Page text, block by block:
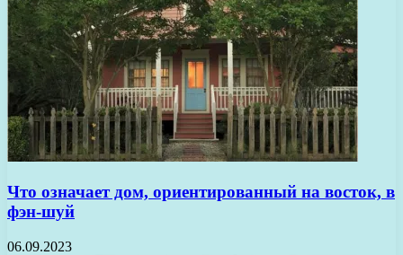
Что означает дом, ориентированный на восток, в
фэн-шуй
06.09.2023